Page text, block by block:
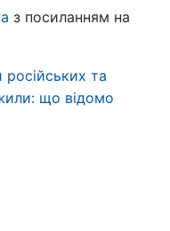
з посиланням на
російських та
що відомо